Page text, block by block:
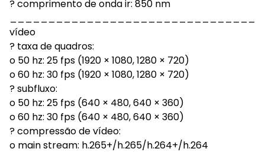
? comprimento de onda ir: 850 nm
vídeo
? taxa de quadros:
o 50 hz: 25 fps (1920 × 1080, 1280 × 720)
o 60 hz: 30 fps (1920 × 1080, 1280 × 720)
? subfluxo:
o 50 hz: 25 fps (640 × 480, 640 × 360)
o 60 hz: 30 fps (640 × 480, 640 × 360)
? compressão de vídeo:
o main stream: h.265+/h.265/h.264+/h.264